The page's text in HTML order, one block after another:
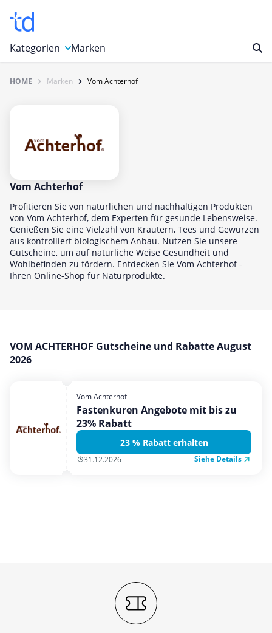
Kategorien
Auto, Motorrad & Werkzeuge
Computer & Elektronik
Essen & Trinken
Foto, Druck & Büro
Gaming & Spielzeug
Garten, Haushalt & Tiere
Gesundheit & Beauty
Mobilfunk & Internet
Sonstiges
Sport & Freizeit
Marken
HOME Marken Vom Achterhof
Vom Achterhof
Profitieren Sie von natürlichen und nachhaltigen Produkten
von Vom Achterhof, dem Experten für gesunde Lebensweise.
Genießen Sie eine Vielzahl von Kräutern, Tees und Gewürzen
aus kontrolliert biologischem Anbau. Nutzen Sie unsere
Gutscheine, um auf natürliche Weise Gesundheit und
Wohlbefinden zu fördern. Entdecken Sie Vom Achterhof -
Ihren Online-Shop für Naturprodukte.
VOM ACHTERHOF Gutscheine und Rabatte August
2026
Vom Achterhof
Fastenkuren Angebote mit bis zu
23% Rabatt
23 % Rabatt erhalten
31.12.2026 Siehe Details